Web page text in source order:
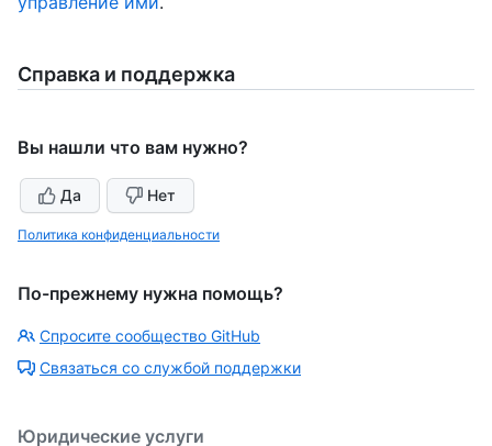
Справка и поддержка
Вы нашли что вам нужно?
Да Нет
Политика конфиденциальности
По-прежнему нужна помощь?
Спросите сообщество GitHub
Связаться со службой поддержки
Юридические услуги